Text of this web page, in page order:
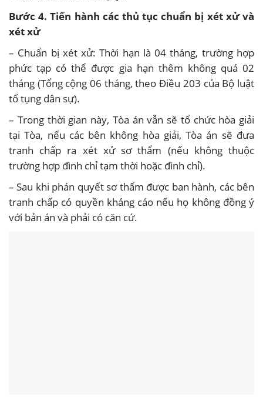
Bước 4. Tiến hành các thủ tục chuẩn bị xét xử và
xét xử
– Chuẩn bị xét xử: Thời hạn là 04 tháng, trường hợp
phức tạp có thể được gia hạn thêm không quá 02
tháng (Tổng cộng 06 tháng, theo Điều 203 của Bộ luật
tố tụng dân sự).
– Trong thời gian này, Tòa án vẫn sẽ tổ chức hòa giải
tại Tòa, nếu các bên không hòa giải, Tòa án sẽ đưa
tranh chấp ra xét xử sơ thẩm (nếu không thuộc
trường hợp đình chỉ tạm thời hoặc đình chỉ).
– Sau khi phán quyết sơ thẩm được ban hành, các bên
tranh chấp có quyền kháng cáo nếu họ không đồng ý
với bản án và phải có căn cứ.